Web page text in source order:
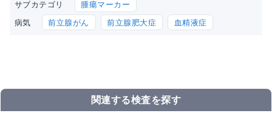
サブカテゴリ 腫瘍マーカー
病気 前立腺がん 前立腺肥大症 血精液症
関連する検査を探す